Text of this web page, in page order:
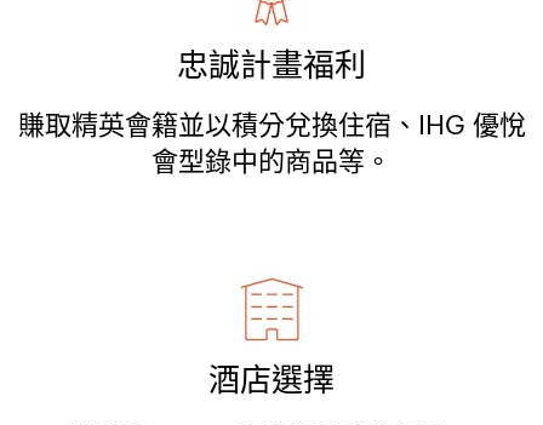
忠誠計畫福利
賺取精英會籍並以積分兌換住宿、IHG 優悅
會型錄中的商品等。
酒店選擇